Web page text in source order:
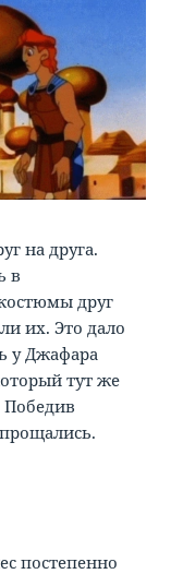
на друга.
в
друг
их. Это дало
у Джафара
тут же
Победив
постепенно